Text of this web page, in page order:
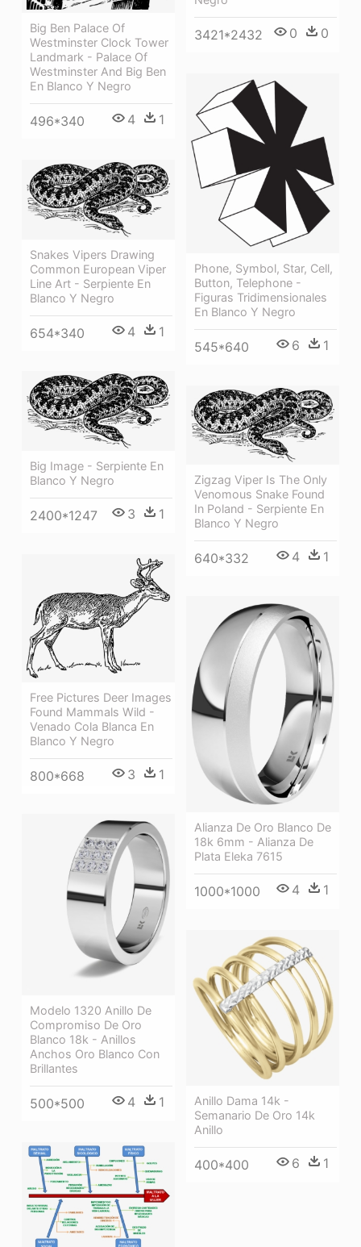
3421*2432 0 0
Big Ben Palace Of
Westminster Clock Tower
Landmark - Palace Of
Westminster And Big Ben
En Blanco Y Negro
496*340 4 1
Phone, Symbol, Star, Cell,
Button, Telephone -
Figuras Tridimensionales
En Blanco Y Negro
545*640 6 1
Snakes Vipers Drawing
Common European Viper
Line Art - Serpiente En
Blanco Y Negro
654*340 4 1
Big Image - Serpiente En
Blanco Y Negro
2400*1247 3 1
Zigzag Viper Is The Only
Venomous Snake Found
In Poland - Serpiente En
Blanco Y Negro
640*332 4 1
Free Pictures Deer Images
Found Mammals Wild -
Venado Cola Blanca En
Blanco Y Negro
800*668 3 1
Alianza De Oro Blanco De
18k 6mm - Alianza De
Plata Eleka 7615
1000*1000 4 1
Modelo 1320 Anillo De
Compromiso De Oro
Blanco 18k - Anillos
Anchos Oro Blanco Con
Brillantes
500*500 4 1
Anillo Dama 14k -
Semanario De Oro 14k
Anillo
400*400 6 1